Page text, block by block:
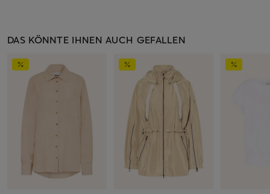
DAS KÖNNTE IHNEN AUCH GEFALLEN